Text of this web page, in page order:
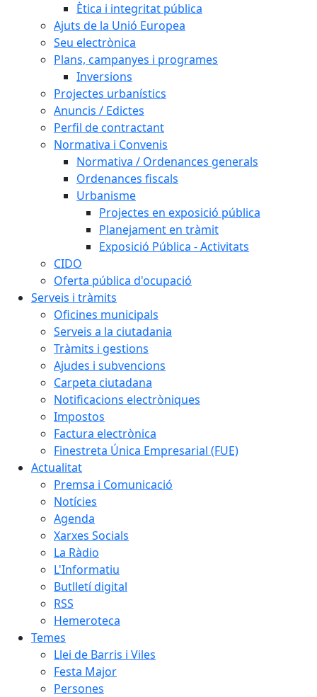
Ètica i integritat pública
Ajuts de la Unió Europea
Seu electrònica
Plans, campanyes i programes
Inversions
Projectes urbanístics
Anuncis / Edictes
Perfil de contractant
Normativa i Convenis
Normativa / Ordenances generals
Ordenances fiscals
Urbanisme
Projectes en exposició pública
Planejament en tràmit
Exposició Pública - Activitats
CIDO
Oferta pública d'ocupació
Serveis i tràmits
Oficines municipals
Serveis a la ciutadania
Tràmits i gestions
Ajudes i subvencions
Carpeta ciutadana
Notificacions electròniques
Impostos
Factura electrònica
Finestreta Única Empresarial (FUE)
Actualitat
Premsa i Comunicació
Notícies
Agenda
Xarxes Socials
La Ràdio
L'Informatiu
Butlletí digital
RSS
Hemeroteca
Temes
Llei de Barris i Viles
Festa Major
Persones